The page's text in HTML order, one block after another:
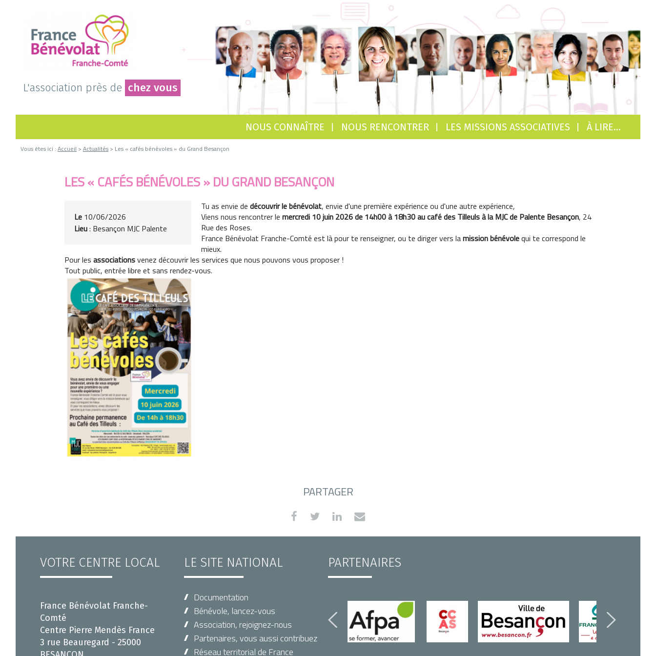
L'association près de chez vous
NOUS CONNAÎTRE NOUS RENCONTRER LES MISSIONS ASSOCIATIVES À LIRE…
Vous êtes ici : Accueil > Actualités > Les « cafés bénévoles » du Grand Besançon
LES « CAFÉS BÉNÉVOLES » DU GRAND BESANÇON
Le 10/06/2026
Lieu: Besançon MJC Palente
Tu as envie de découvrir le bénévolat, envie d'une première expérience ou d'une autre expérience,
Viens nous rencontrer le mercredi 10 juin 2026 de 14h00 à 18h30 au café des Tilleuls à la MJC de Palente Besançon, 24
Rue des Roses.
France Bénévolat Franche-Comté est là pour te renseigner, ou te diriger vers lamission bénévolequi te correspond le
mieux.
Pour les associationsvenez découvrir les services que nous pouvons vous proposer !
Tout public, entrée libre et sans rendez-vous.
PARTAGER
VOTRE CENTRE LOCAL
France Bénévolat Franche-
Comté
Centre Pierre Mendès France
3 rue Beauregard - 25000
LE SITE NATIONAL
Documentation
Bénévole, lancez-vous
Association, rejoignez-nous
Partenaires, vous aussi contribuez
Réseau territorial de France
PARTENAIRES